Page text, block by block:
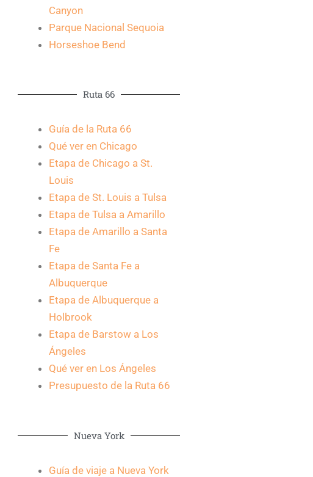
Canyon
Parque Nacional Sequoia
Horseshoe Bend
Ruta 66
Guía de la Ruta 66
Qué ver en Chicago
Etapa de Chicago a St.
Louis
Etapa de St. Louis a Tulsa
Etapa de Tulsa a Amarillo
Etapa de Amarillo a Santa
Fe
Etapa de Santa Fe a
Albuquerque
Etapa de Albuquerque a
Holbrook
Etapa de Barstow a Los
Ángeles
Qué ver en Los Ángeles
Presupuesto de la Ruta 66
Nueva York
Guía de viaje a Nueva York